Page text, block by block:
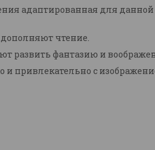
адаптированная для данной
чтение.
развить фантазию и
привлекательно с